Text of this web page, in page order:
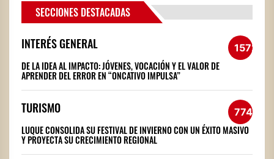
SECCIONES DESTACADAS
INTERÉS GENERAL 1572
DE LA IDEA AL IMPACTO: JÓVENES, VOCACIÓN Y EL VALOR DE
APRENDER DEL ERROR EN “ONCATIVO IMPULSA”
TURISMO 774
LUQUE CONSOLIDA SU FESTIVAL DE INVIERNO CON UN ÉXITO MASIVO
Y PROYECTA SU CRECIMIENTO REGIONAL